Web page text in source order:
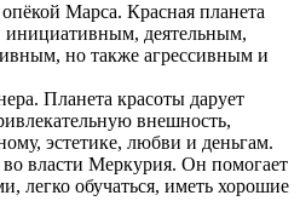
Марса. Красная планета
инициативным, деятельным,
но также агрессивным и
Планета красоты дарует
внешность,
эстетике, любви и деньгам.
во власти Меркурия. Он помогает
легко обучаться, иметь хорошие